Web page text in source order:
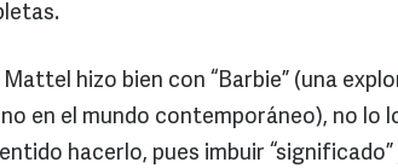
Mattel hizo bien con “Barbie” (una
en el mundo contemporáneo), no lo
hacerlo, pues imbuir